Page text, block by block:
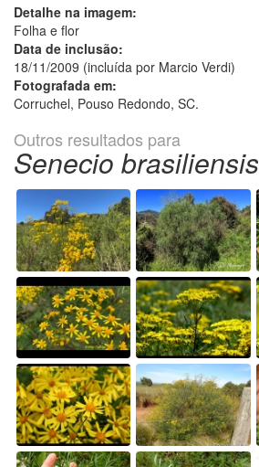
Detalhe na imagem:
Folha e flor
Data de inclusão:
18/11/2009 (incluída por Marcio Verdi)
Fotografada em:
Corruchel, Pouso Redondo, SC.
Outros resultados para
Senecio brasiliensis